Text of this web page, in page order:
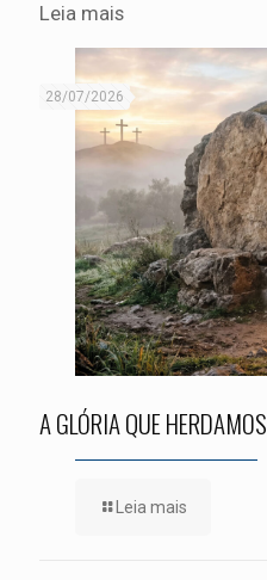
Leia mais
28/07/2026
A GLÓRIA QUE HERDAMOS
Leia mais